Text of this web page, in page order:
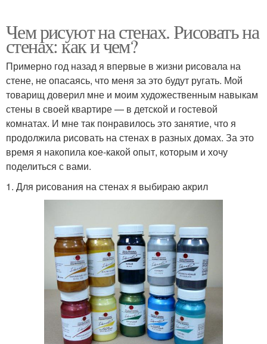
Чем рисуют на стенах. Рисовать на
стенах: как и чем?
Примерно год назад я впервые в жизни рисовала на
стене, не опасаясь, что меня за это будут ругать. Мой
товарищ доверил мне и моим художественным навыкам
стены в своей квартире — в детской и гостевой
комнатах. И мне так понравилось это занятие, что я
продолжила рисовать на стенах в разных домах. За это
время я накопила кое-какой опыт, которым и хочу
поделиться с вами.
1. Для рисования на стенах я выбираю акрил